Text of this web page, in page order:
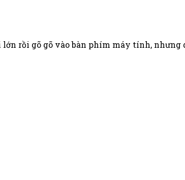
rồi gõ gõ vào bàn phím máy tính,